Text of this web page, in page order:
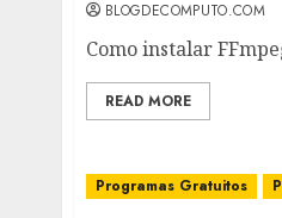
BLOGDECOMPUTO.COM
Como instalar
READ MORE
Programas Gratuitos